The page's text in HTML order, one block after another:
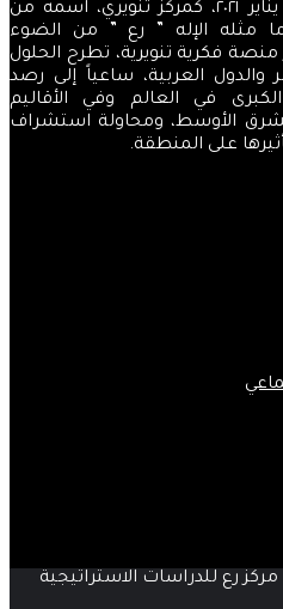
تأسس مركز رع للدراسات في يناير ٢٠٢١، كمركز تنويري، اسمه من
مثله الإله ” رع ” من الضوء
فكرية تنويرية، تطرح الحلول
والدول العربية، ساعياً إلى رصد
في العالم وفي الأقاليم
الأوسط، ومحاولة استشراف
على المنطقة.